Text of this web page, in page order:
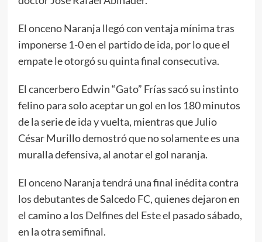
El onceno Naranja llegó con ventaja mínima tras
imponerse 1-0 en el partido de ida, por lo que el
empate le otorgó su quinta final consecutiva.
El cancerbero Edwin “Gato” Frías sacó su instinto
felino para solo aceptar un gol en los 180 minutos
de la serie de ida y vuelta, mientras que Julio
César Murillo demostró que no solamente es una
muralla defensiva, al anotar el gol naranja.
El onceno Naranja tendrá una final inédita contra
los debutantes de Salcedo FC, quienes dejaron en
el camino a los Delfines del Este el pasado sábado,
en la otra semifinal.